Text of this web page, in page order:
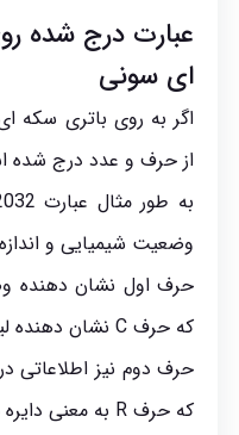
عبارت درج شده
ای سونی
اگر به روی باتری سکه
از حرف و عدد درج شده
وضعیت شیمیایی و
حرف اول نشان دهنده
که حرف C نشان دهنده لیتیوم می باشد.
حرف دوم نیز اطلاعاتی
که حرف R به معنی دایره می باشد.